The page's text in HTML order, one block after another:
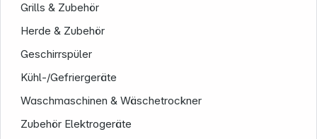
Grills & Zubehör
Herde & Zubehör
Geschirrspüler
Kühl-/Gefriergeräte
Waschmaschinen & Wäschetrockner
Zubehör Elektrogeräte